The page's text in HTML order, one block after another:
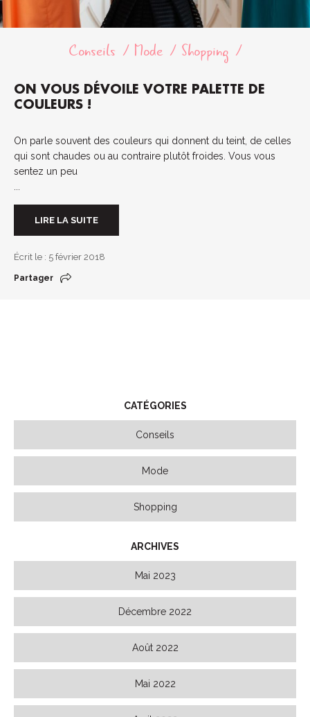
Conseils Mode Shopping
ON VOUS DÉVOILE VOTRE PALETTE DE
COULEURS !
On parle souvent des couleurs qui donnent du teint, de celles
qui sont chaudes ou au contraire plutôt froides. Vous vous
sentez un peu
LIRE LA SUITE
Écrit le : 5 février 2018
Partager
CATÉGORIES
Conseils
Mode
Shopping
ARCHIVES
Mai 2023
Décembre 2022
Août 2022
Mai 2022